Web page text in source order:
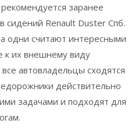
заранее
сидений Renault Duster Спб.
одни считают интересными
к их внешнему виду
автовладельцы сходятся
действительно
задачами и подходят для